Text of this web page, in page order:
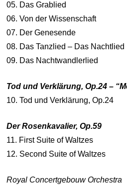
05. Das Grablied
06. Von der Wissenschaft
07. Der Genesende
08. Das Tanzlied – Das Nachtlied
09. Das Nachtwandlerlied
Tod und Verklärung, Op.24–
10. Tod und Verklärung, Op.24
Der Rosenkavalier, Op.59
11. First Suite of Waltzes
12. Second Suite of Waltzes
Royal Concertgebouw Orchestra